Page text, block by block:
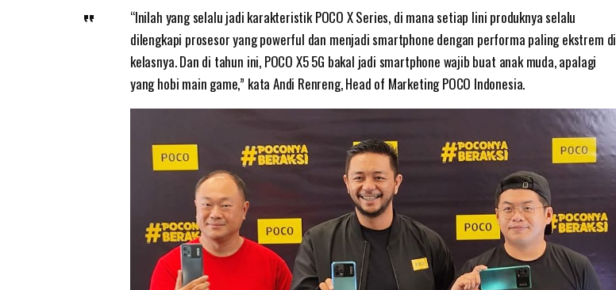
“Inilah yang selalu jadi karakteristik POCO X Series, di mana setiap lini produknya selalu
dilengkapi prosesor yang powerful dan menjadi smartphone dengan performa paling ekstrem di
kelasnya. Dan di tahun ini, POCO X5 5G bakal jadi smartphone wajib buat anak muda, apalagi
yang hobi main game,” kata Andi Renreng, Head of Marketing POCO Indonesia.